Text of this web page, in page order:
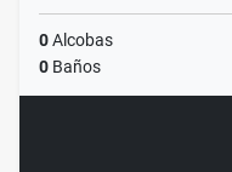
0Alcobas
0 Baños